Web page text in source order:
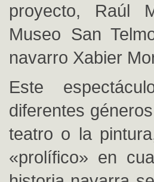
proyecto, Raúl
Museo San
navarro Xabier
Este
diferentes
teatro o la
«prolífico» en